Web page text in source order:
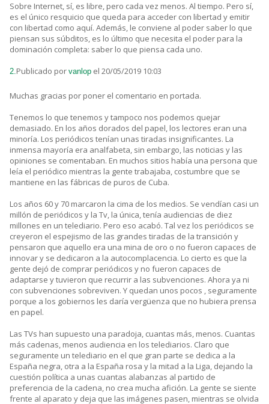
Sobre Internet, sí, es libre, pero cada vez menos. Al tiempo. Pero sí,
es el único resquicio que queda para acceder con libertad y emitir
con libertad como aquí. Además, le conviene al poder saber lo que
piensan sus súbditos, es lo último que necesita el poder para la
dominación completa: saber lo que piensa cada uno.
2.Publicado por vanlop el 20/05/2019 10:03
Muchas gracias por poner el comentario en portada.
Tenemos lo que tenemos y tampoco nos podemos quejar
demasiado. En los años dorados del papel, los lectores eran una
minoría. Los periódicos tenían unas tiradas insignificantes. La
inmensa mayoría era analfabeta, sin embargo, las noticias y las
opiniones se comentaban. En muchos sitios había una persona que
leía el periódico mientras la gente trabajaba, costumbre que se
mantiene en las fábricas de puros de Cuba.
Los años 60 y 70 marcaron la cima de los medios. Se vendían casi un
millón de periódicos y la Tv, la única, tenía audiencias de diez
millones en un telediario. Pero eso acabó. Tal vez los periódicos se
creyeron el espejismo de las grandes tiradas de la transición y
pensaron que aquello era una mina de oro o no fueron capaces de
innovar y se dedicaron a la autocomplacencia. Lo cierto es que la
gente dejó de comprar periódicos y no fueron capaces de
adaptarse y tuvieron que recurrir a las subvenciones. Ahora ya ni
con subvenciones sobreviven. Y quedan unos pocos , seguramente
porque a los gobiernos les daría vergüenza que no hubiera prensa
en papel.
Las TVs han supuesto una paradoja, cuantas más, menos. Cuantas
más cadenas, menos audiencia en los telediarios. Claro que
seguramente un telediario en el que gran parte se dedica a la
España negra, otra a la España rosa y la mitad a la Liga, dejando la
cuestión política a unas cuantas alabanzas al partido de
preferencia de la cadena, no crea mucha afición. La gente se siente
frente al aparato y deja que las imágenes pasen, mientras se olvida